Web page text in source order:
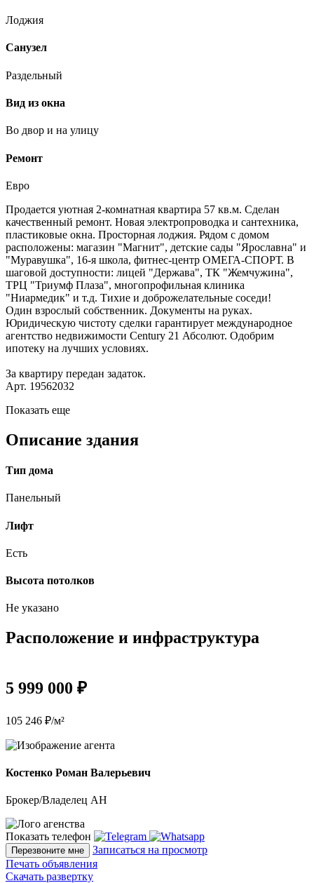
Лоджия
Санузел
Раздельный
Вид из окна
Во двор и на улицу
Ремонт
Евро
Продается уютная 2-комнатная квартира 57 кв.м. Сделан
качественный ремонт. Новая электропроводка и сантехника,
пластиковые окна. Просторная лоджия. Рядом с домом
расположены: магазин "Магнит", детские сады "Ярославна" и
"Муравушка", 16-я школа, фитнес-центр ОМЕГА-СПОРТ. В
шаговой доступности: лицей "Держава", ТК "Жемчужина",
ТРЦ "Триумф Плаза", многопрофильная клиника
"Ниармедик" и т.д. Тихие и доброжелательные соседи!
Один взрослый собственник. Документы на руках.
Юридическую чистоту сделки гарантирует международное
агентство недвижимости Century 21 Абсолют. Одобрим
ипотеку на лучших условиях.
За квартиру передан задаток.
Арт. 19562032
Показать еще
Описание здания
Тип дома
Панельный
Лифт
Есть
Высота потолков
Не указано
Расположение и инфраструктура
5 999 000 ₽
105 246 ₽/м²
Костенко Роман Валерьевич
Брокер/Владелец АН
Показать телефон
Перезвоните мне
Записаться на просмотр
Печать объявления
Скачать развертку